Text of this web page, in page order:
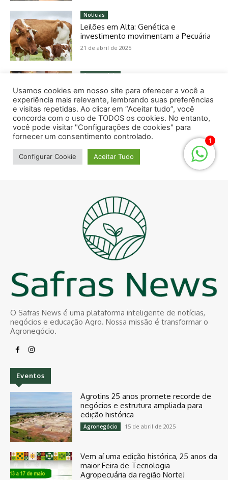
O Safras News é uma plataforma inteligente de notícias,
negócios e educação Agro. Nossa missão é transformar o
Agronegócio.
Eventos
Agrotins 25 anos promete recorde de
negócios e estrutura ampliada para
edição histórica
Agronegócio 15 de abril de 2025
Vem aí uma edição histórica, 25 anos da
maior Feira de Tecnologia
Agropecuária da região Norte!